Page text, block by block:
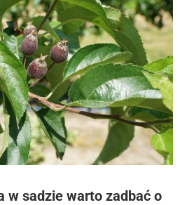
w sadzie warto zadbać o